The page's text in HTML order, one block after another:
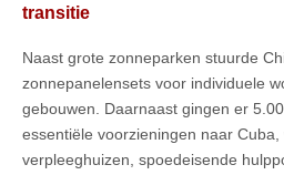
transitie
Naast grote zonneparken stuurde
zonnepanelensets voor individuele
gebouwen. Daarnaast gingen er
essentiële voorzieningen naar
verpleeghuizen, spoedeisende